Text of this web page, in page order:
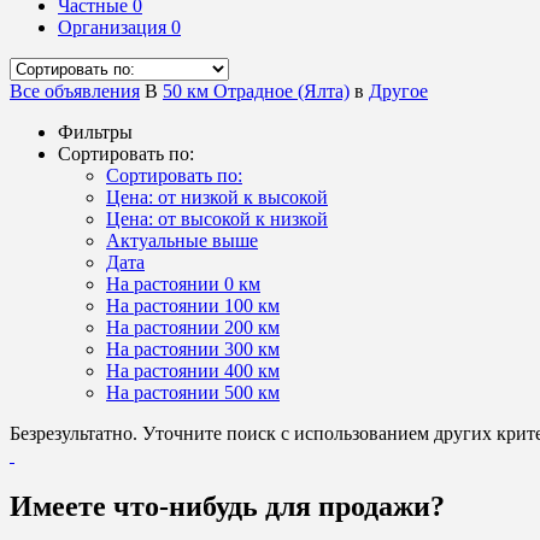
Частные 0
Организация 0
Все объявления В 50 км Отрадное (Ялта) в Другое
Фильтры
Сортировать по:
Сортировать по:
Цена: от низкой к высокой
Цена: от высокой к низкой
Актуальные выше
Дата
На растоянии 0 км
На растоянии 100 км
На растоянии 200 км
На растоянии 300 км
На растоянии 400 км
На растоянии 500 км
Безрезультатно. Уточните поиск с использованием других
Имеете что-нибудь для продажи?